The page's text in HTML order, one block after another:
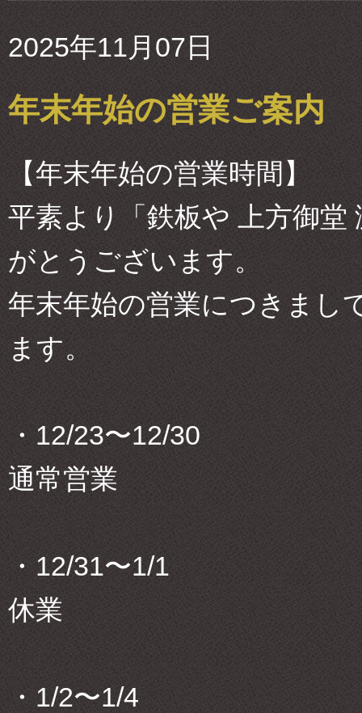
2025年11月07日
年末年始の営業ご案内
【年末年始の営業時間】
平素より「鉄板や 上方御
がとうございます。
年末年始の営業につきまし
ます。
・12/23〜12/30
通常営業
・12/31〜1/1
休業
・1/2〜1/4